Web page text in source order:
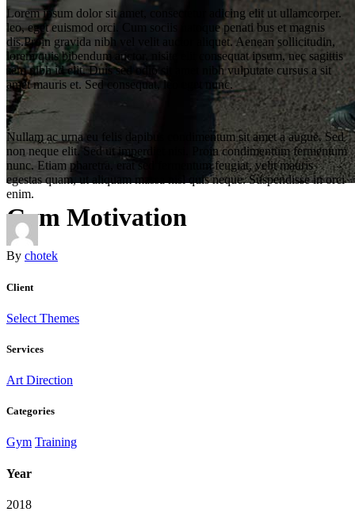
Gym Motivation
Lorem ipsum dolor sit amet, consectetur adicing elit ut ullamcorper.
leo, eget euismod orci. Cum sociis natoque penati bus et magnis
dis.Proin gravida nibh vel velit auctor aliquet. Aenean sollicitudin,
lorem quis bibendum auctor, nisite elit consequat ipsum, nec sagittis
sem nibh id elit. Duis sed odio sit amet nibh vulputate cursus a sit
amet mauris et. Sed consequat, leo eget nunc.
Nullam ac urna eu felis dapibus condimentum sit amet a augue. Sed
non neque elit. Sed ut imperdiet nisi. Proin condimentum fermentum
nunc. Etiam pharetra, erat sed fermentum feugiat, velit mauris
egestas quam, ut aliquam massa nisl quis neque. Suspendisse in orci
enim.
By chotek
Client
Select Themes
Services
Art Direction
Categories
Gym Training
Year
2018